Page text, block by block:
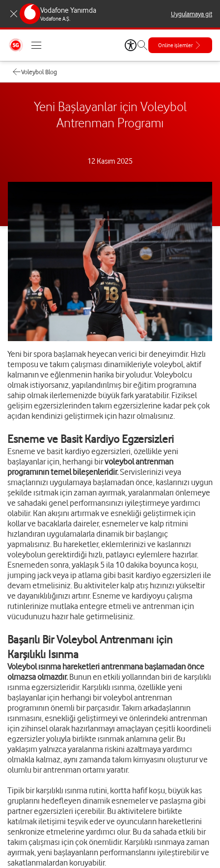
Vodafone Yanımda
Vodafone A.Ş.
Uygulamaya git
Online işlemler
Voleybol Blog
Yeni Başlayanlar için Voleybol
Antrenman Programı
12 Kasım 2025
Yeni bir spora başlamak heyecan verici bir deneyimdir. Hızlı
temposu ve takım çalışması dinamikleriyle voleybol, aktif
kalmanın ve eğlenmenin harika bir yoludur. Voleybolcu
olmak istiyorsanız, yapılandırılmış bir eğitim programına
sahip olmak ilerlemenizde büyük fark yaratabilir. Fiziksel
gelişim egzersizlerinden takım egzersizlerine kadar pek çok
açıdan kendinizi geliştirmek için hazır olmalısınız.
Esneme ve Basit Kardiyo Egzersizleri
Esneme ve basit kardiyo egzersizleri, özellikle yeni
başlayanlar için, herhangi birvoleybol antrenman
programının temel bileşenleridir.Servislerinizi veya
smaçlarınızı uygulamaya başlamadan önce, kaslarınızı uygun
şekilde ısıtmak için zaman ayırmak, yaralanmaları önlemeye
ve sahadaki genel performansınızı iyileştirmeye yardımcı
olabilir. Kan akışını artırmak ve esnekliği geliştirmek için
kollar ve bacaklarla daireler, esnemeler ve kalp ritmini
hızlandıran uygulamalarla dinamik bir başlangıç
yapmalısınız. Bu hareketler, eklemlerinizi ve kaslarınızı
voleybolun gerektirdiği hızlı, patlayıcı eylemlere hazırlar.
Esnemeden sonra, yaklaşık 5 ila 10 dakika boyunca koşu,
jumping jack veya ip atlama gibi basit kardiyo egzersizleri ile
devam etmelisiniz. Bu aktiviteler kalp atış hızınızı yükseltir
ve dayanıklılığınızı artırır. Esneme ve kardiyoyu çalışma
rutinlerinize mutlaka entegre etmeli ve antrenman için
vücudunuzu hazır hale getirmelisiniz.
Başarılı Bir Voleybol Antrenmanı için
Karşılıklı Isınma
Voleybol ısınma hareketleri antrenmana başlamadan önce
olmazsa olmazdır.Bunun en etkili yollarından biri de karşılıklı
ısınma egzersizleridir. Karşılıklı ısınma, özellikle yeni
başlayanlar için herhangi bir voleybol antrenman
programının önemli bir parçasıdır. Takım arkadaşlarının
ısınmasını, esnekliği geliştirmeyi ve önlerindeki antrenman
için zihinsel olarak hazırlanmayı amaçlayan çeşitli koordineli
egzersizler yoluyla birlikte ısınmak anlamına gelir. Bu
yaklaşım yalnızca yaralanma riskini azaltmaya yardımcı
olmakla kalmaz, aynı zamanda takım kimyasını oluşturur ve
olumlu bir antrenman ortamı yaratır.
Tipik bir karşılıklı ısınma rutini, kortta hafif koşu, büyük kas
gruplarını hedefleyen dinamik esnemeler ve paslaşma gibi
partner egzersizleri içerebilir. Bu aktivitelere birlikte
katılmak iletişimi teşvik eder ve oyuncuların hareketlerini
senkronize etmelerine yardımcı olur. Bu da sahada etkili bir
takım çalışması için çok önemlidir. Karşılıklı ısınmaya zaman
ayırmak, yeni başlayanların performanslarını iyileştirebilir ve
sakatlanmalardan koruyabilir.